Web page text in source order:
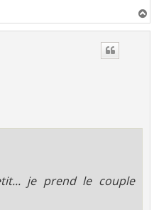
a
je prend le couple